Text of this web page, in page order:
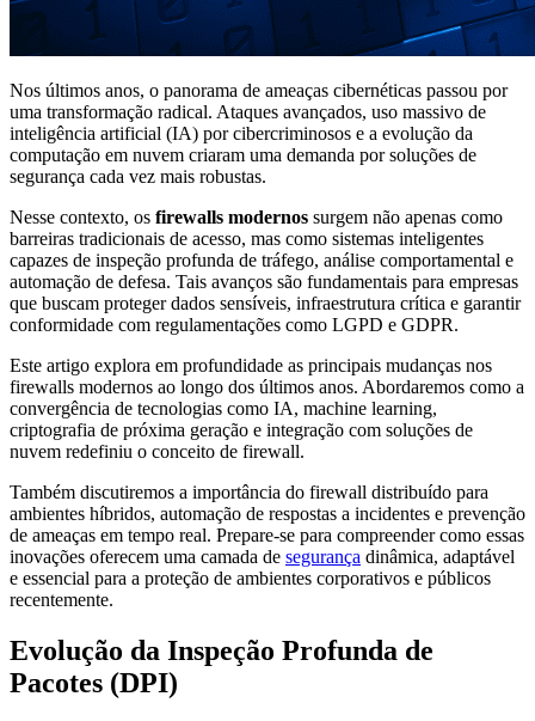
Nos últimos anos, o panorama de ameaças cibernéticas passou por
uma transformação radical. Ataques avançados, uso massivo de
inteligência artificial (IA) por cibercriminosos e a evolução da
computação em nuvem criaram uma demanda por soluções de
segurança cada vez mais robustas.
Nesse contexto, os firewalls modernos surgem não apenas como
barreiras tradicionais de acesso, mas como sistemas inteligentes
capazes de inspeção profunda de tráfego, análise comportamental e
automação de defesa. Tais avanços são fundamentais para empresas
que buscam proteger dados sensíveis, infraestrutura crítica e garantir
conformidade com regulamentações como LGPD e GDPR.
Este artigo explora em profundidade as principais mudanças nos
firewalls modernos ao longo dos últimos anos. Abordaremos como a
convergência de tecnologias como IA, machine learning,
criptografia de próxima geração e integração com soluções de
nuvem redefiniu o conceito de firewall.
Também discutiremos a importância do firewall distribuído para
ambientes híbridos, automação de respostas a incidentes e prevenção
de ameaças em tempo real. Prepare-se para compreender como essas
inovações oferecem uma camada de segurança dinâmica, adaptável
e essencial para a proteção de ambientes corporativos e públicos
recentemente.
Evolução da Inspeção Profunda de
Pacotes (DPI)